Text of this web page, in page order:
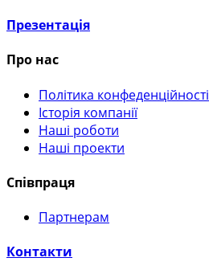
Презентація
Про нас
Політика конфеденційності
Історія компанії
Наші роботи
Наші проекти
Співпраця
Партнерам
Контакти